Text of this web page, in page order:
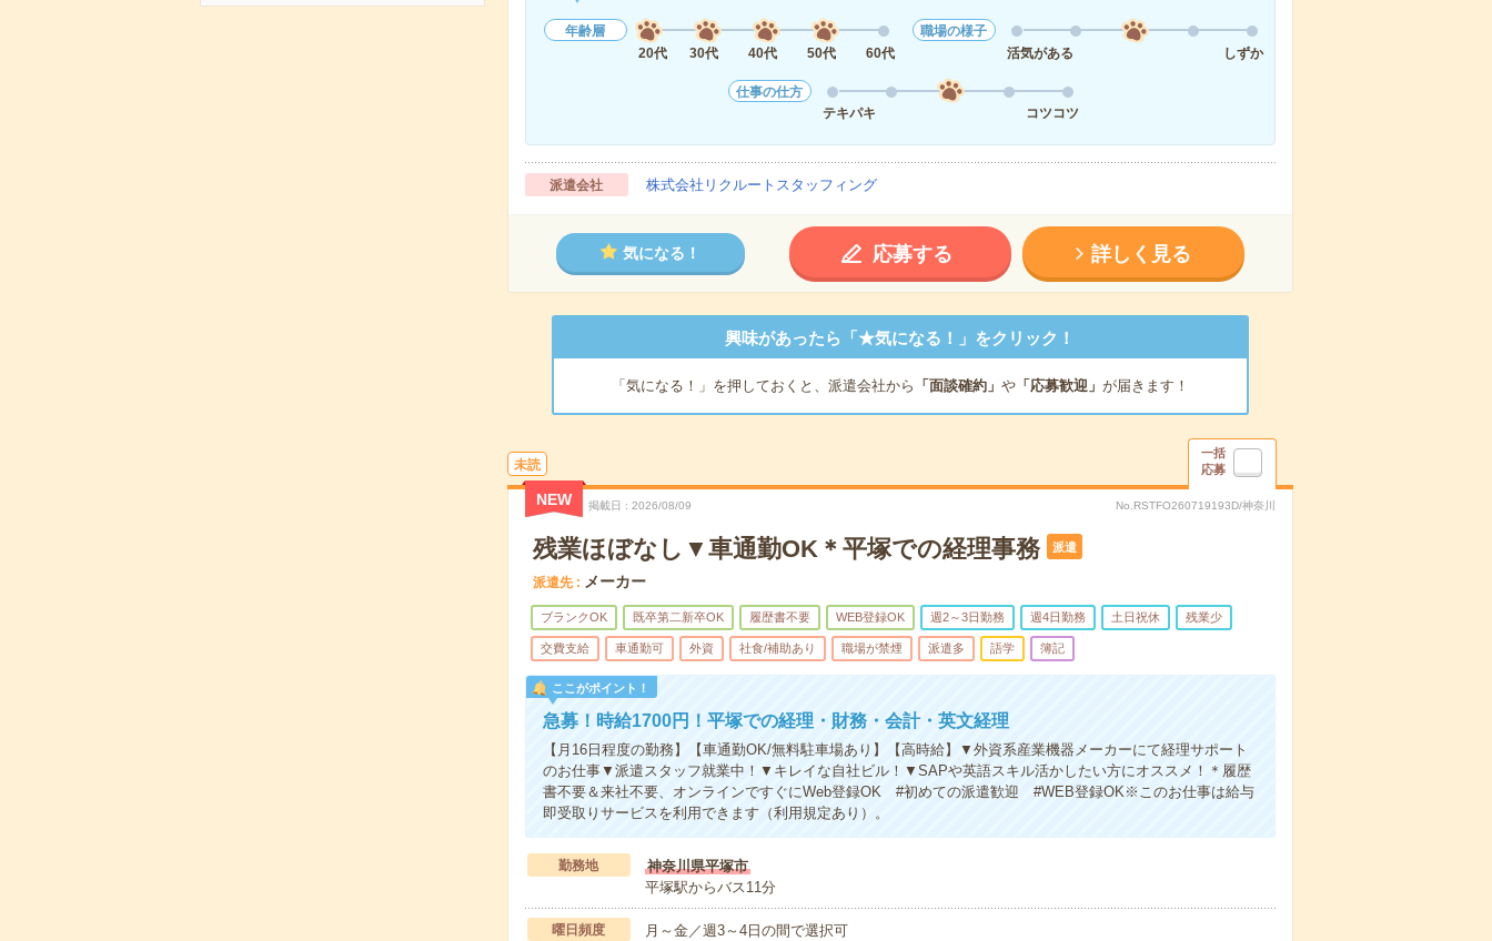
年齢層
20代
30代 40代 50代 60代
職場の様子
活気がある
しずか
仕事の仕方
テキパキ
コツコツ
派遣会社 株式会社リクルートスタッフィング
気になる！ 応募する 詳しく見る
興味があったら「★気になる！」をクリック！
「気になる！」を押しておくと、派遣会社から 「面談確約」 や「応募歓迎」 が届きます！
未読
一括
応募
NEW 掲載日 2026/08/09 No.RSTFO260719193D/神奈川
残業ほぼなし▼車通勤OK＊平塚での経理事務 派遣
派遣先 メーカー
ブランクOK 既卒第二新卒OK 履歴書不要 WEB登録OK 週2～3日勤務 週4日勤務 土日祝休 残業少
交費支給 車通勤可 外資 社食/補助あり 職場が禁煙 派遣多 語学 簿記
ここがポイント！
急募！時給1700円！平塚での経理・財務・会計・英文経理
【月16日程度の勤務】【車通勤OK/無料駐車場あり】【高時給】▼外資系産業機器メーカーにて経理サポート
のお仕事▼派遣スタッフ就業中！▼キレイな自社ビル！▼SAPや英語スキル活かしたい方にオススメ！＊履歴
書不要＆来社不要、オンラインですぐにWeb登録OK #初めての派遣歓迎 #WEB登録OK※このお仕事は給与
即受取りサービスを利用できます（利用規定あり）。
勤務地
神奈川県平塚市
平塚駅からバス11分
曜日頻度 月～金／週3～4日の間で選択可